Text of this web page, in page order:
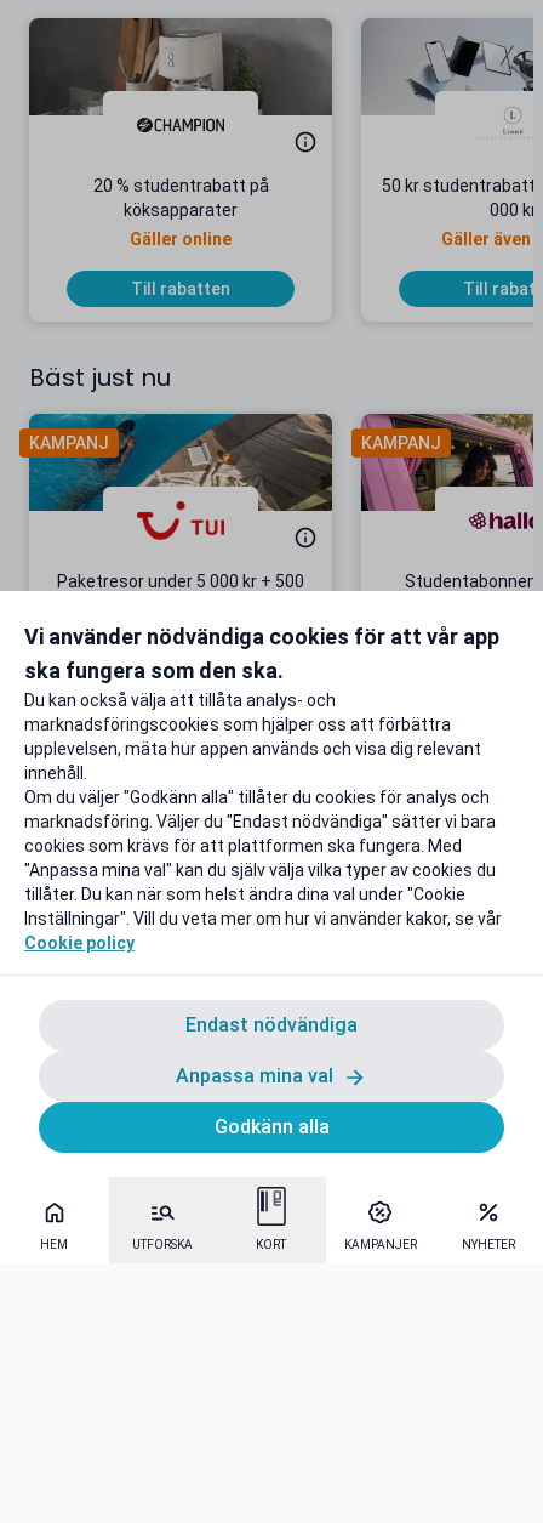
HEM UTFORSKA KORT KAMPANJER NYHETER
20 % studentrabatt på
köksapparater
Gäller online
Till rabatten
50 kr studentrabatt
000 kr
Gäller även
Till
Bäst just nu
KAMPANJ
Paketresor under 5 000 kr + 500
Gäller även på redan prissänkta
Till rabatten
KAMPANJ
+ 20 GB
Vi använder nödvändiga cookies för att vår app
ska fungera som den ska.
Du kan också välja att tillåta analys- och
marknadsföringscookies som hjälper oss att förbättra
upplevelsen, mäta hur appen används och visa dig relevant
innehåll.
Om du väljer "Godkänn alla" tillåter du cookies för analys och
marknadsföring. Väljer du "Endast nödvändiga" sätter vi bara
cookies som krävs för att plattformen ska fungera. Med
"Anpassa mina val" kan du själv välja vilka typer av cookies du
tillåter. Du kan när som helst ändra dina val under "Cookie
Inställningar". Vill du veta mer om hur vi använder kakor, se vår
Cookie policy
Endast nödvändiga
Anpassa mina val
Godkänn alla